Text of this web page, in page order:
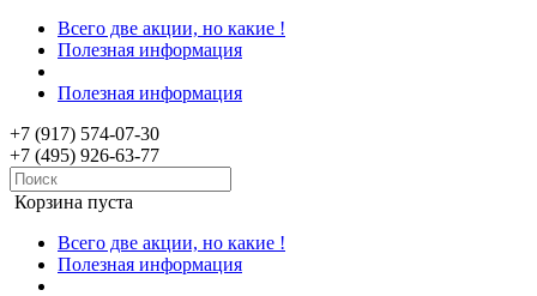
Всего две акции, но какие !
Полезная информация
Полезная информация
+7 (917) 574-07-30
+7 (495) 926-63-77
Корзина пуста
Всего две акции, но какие !
Полезная информация